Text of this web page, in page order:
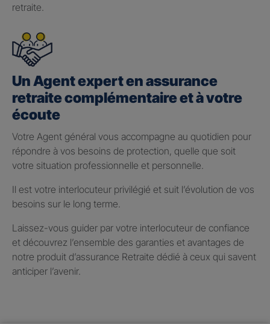
retraite.
Un Agent expert en assurance
retraite complémentaire et à votre
écoute
Votre Agent général vous accompagne au quotidien pour
répondre à vos besoins de protection, quelle que soit
votre situation professionnelle et personnelle.
Il est votre interlocuteur privilégié et suit l’évolution de vos
besoins sur le long terme.
Laissez-vous guider par votre interlocuteur de confiance
et découvrez l’ensemble des garanties et avantages de
notre produit d’assurance Retraite dédié à ceux qui savent
anticiper l’avenir.